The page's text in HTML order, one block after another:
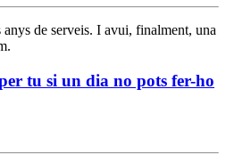
de serveis. I avui, finalment, una
tu si un dia no pots fer-ho